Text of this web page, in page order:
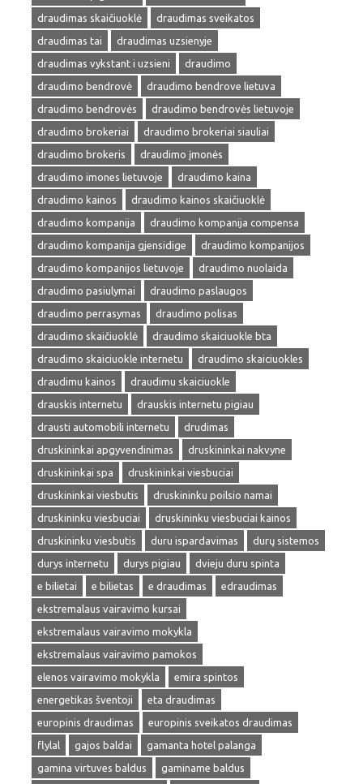
draudimas skaičiuoklė
draudimas sveikatos
draudimas tai
draudimas uzsienyje
draudimas vykstant i uzsieni
draudimo
draudimo bendrovė
draudimo bendrove lietuva
draudimo bendrovės
draudimo bendrovės lietuvoje
draudimo brokeriai
draudimo brokeriai siauliai
draudimo brokeris
draudimo įmonės
draudimo imones lietuvoje
draudimo kaina
draudimo kainos
draudimo kainos skaičiuoklė
draudimo kompanija
draudimo kompanija compensa
draudimo kompanija gjensidige
draudimo kompanijos
draudimo kompanijos lietuvoje
draudimo nuolaida
draudimo pasiulymai
draudimo paslaugos
draudimo perrasymas
draudimo polisas
draudimo skaičiuoklė
draudimo skaiciuokle bta
draudimo skaiciuokle internetu
draudimo skaiciuokles
draudimu kainos
draudimu skaiciuokle
drauskis internetu
drauskis internetu pigiau
drausti automobili internetu
drudimas
druskininkai apgyvendinimas
druskininkai nakvyne
druskininkai spa
druskininkai viesbuciai
druskininkai viesbutis
druskininku poilsio namai
druskininku viesbuciai
druskininku viesbuciai kainos
druskininku viesbutis
duru ispardavimas
durų sistemos
durys internetu
durys pigiau
dvieju duru spinta
e bilietai
e bilietas e draudimas
edraudimas
ekstremalaus vairavimo kursai
ekstremalaus vairavimo mokykla
ekstremalaus vairavimo pamokos
elenos vairavimo mokykla
emira spintos
energetikas šventoji
eta draudimas
europinis draudimas
europinis sveikatos draudimas
flylal
gajos baldai
gamanta hotel palanga
gamina virtuves baldus
gaminame baldus